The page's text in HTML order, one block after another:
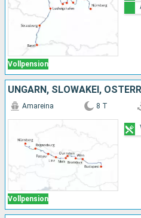
Vollpension
Vollpension
Amareina 8 T